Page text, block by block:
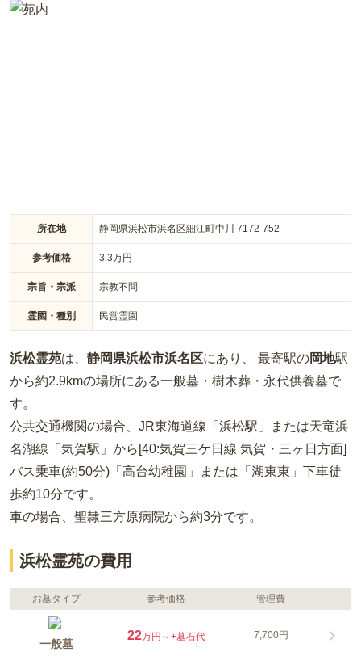
所在地 静岡県浜松市浜名区細江町中川 7172-752
参考価格 3.3万円
宗旨・宗派 宗教不問
霊園・種別 民営霊園
浜松霊苑は、 静岡県浜松市浜名区にあり、 最寄駅の岡地駅
から約2.9kmの場所にある一般墓・樹木葬・永代供養墓で
す。
公共交通機関の場合 、JR東海道線「浜松駅」または天竜浜
名湖線「気賀駅」から[40:気賀三ケ日線 気賀・三ヶ日方面]
バス乗車(約50分)「高台幼稚園」または「湖東東」下車徒
歩約10分です。
車の場合 、聖隷三方原病院から約3分です。
浜松霊苑の費用
お墓タイプ 参考価格 管理費
一般墓
22万円～+墓石代 7,700円